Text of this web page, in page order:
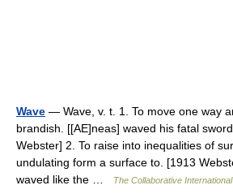
Wave — Wave, v. t. 1. To move one way
brandish. [[AE]neas] waved his fatal
Webster] 2. To raise into inequalities of
undulating form a surface to. [1913
waved like the …
The Collaborative